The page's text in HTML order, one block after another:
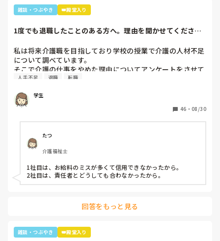
言いやん😊」と(笑)
そこから利用者さんは「キムタクは工藤静香と結婚したんや
最初の嵐で私のジャニオタスイッチを破壊してきたので、入
員がその利用者さんに「この子にその話したら永遠に話すか
らあかんよ(笑)」と言われるほど(笑)
年齢や認知症の事を考えても、嵐のメンバー3人とキムタク
が誰と結婚したのか覚えていた事に驚きながらも嬉しかった
雑談・つぶやき 👑殿堂入り
1度でも退職したことのある方へ。理由を聞かせてくださ
私は将来介護職を目指しており学校の授業で介護の人材不足
について調べています。
そこで介護の仕事をやめた理由についてアンケートをさせて
いただきたいです。(賃金が低い、重労働、人間関係など)
などでも教えていただけると助かります。
ご協力お願いします🙇🏻‍♀️
人手不足 退職 転職
学生
46 ・ 08/30
たつ
介護福祉士
1社目は、お給料のミスが多くて信用できなかったから。
2社目は、責任者とどうしても合わなかったから。
回答をもっと見る
雑談・つぶやき 👑殿堂入り